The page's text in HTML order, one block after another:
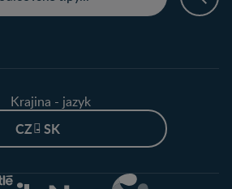
Krajina - jazyk
CZ - SK